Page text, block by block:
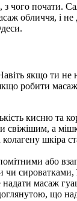
чого
обличчя, і
якщо ти
робити
кисню та
свіжішим, а
колагену
або
чи
масаж
що